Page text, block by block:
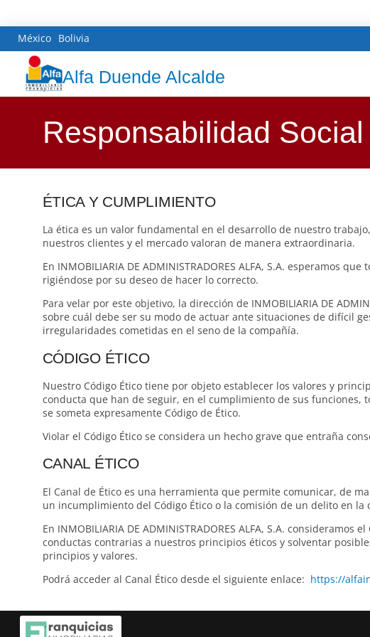
México Bolivia
Alfa Duende Alcalde
Responsabilidad
ÉTICA Y CUMPLIMIENTO
La ética es un valor fundamental en el desarrollo de nuestro
nuestros clientes y el mercado valoran de manera extraordinaria.
En INMOBILIARIA DE ADMINISTRADORES ALFA, S.A. esperamos
rigiéndose por su deseo de hacer lo correcto.
Para velar por este objetivo, la dirección de INMOBILIARIA DE
sobre cuál debe ser su modo de actuar ante situaciones de difícil
irregularidades cometidas en el seno de la compañía.
CÓDIGO ÉTICO
Nuestro Código Ético tiene por objeto establecer los valores y
conducta que han de seguir, en el cumplimiento de sus funciones,
se someta expresamente Código de Ético.
Violar el Código Ético se considera un hecho grave que entraña
CANAL ÉTICO
El Canal de Ético es una herramienta que permite comunicar, de
un incumplimiento del Código Ético o la comisión de un delito en la
En INMOBILIARIA DE ADMINISTRADORES ALFA, S.A.
conductas contrarias a nuestros principios éticos y solventar
principios y valores.
Podrá acceder al Canal Ético desde el siguiente enlace: https://